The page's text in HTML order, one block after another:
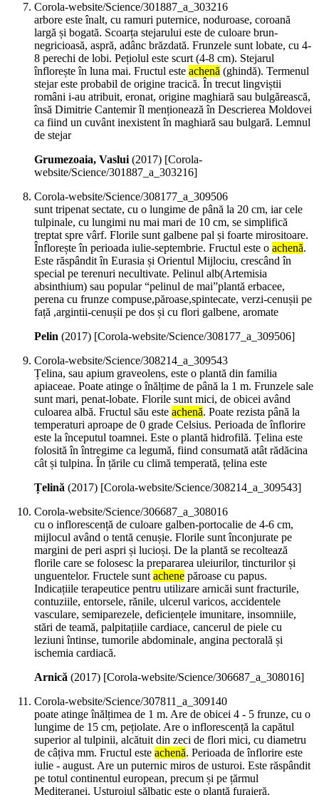
Corola-website/Science/301887_a_303216
arbore este înalt, cu ramuri puternice, noduroase, coroană
largă și bogată. Scoarța stejarului este de culoare brun-
negricioasă, aspră, adânc brăzdată. Frunzele sunt lobate, cu 4-
8 perechi de lobi. Pețiolul este scurt (4-8 cm). Stejarul
înflorește în luna mai. Fructul este achenă (ghindă). Termenul
stejar este probabil de origine tracică. În trecut lingviștii
români i-au atribuit, eronat, origine maghiară sau bulgărească,
însă Dimitrie Cantemir îl menționează în Descrierea Moldovei
ca fiind un cuvânt inexistent în maghiară sau bulgară. Lemnul
de stejar
Grumezoaia, Vaslui(2017) [Corola-
website/Science/301887_a_303216]
Corola-website/Science/308177_a_309506
sunt tripenat sectate, cu o lungime de până la 20 cm, iar cele
tulpinale, cu lungimi nu mai mari de 10 cm, se simplifică
treptat spre vârf. Florile sunt galbene pal și foarte mirositoare.
Înflorește în perioada iulie-septembrie. Fructul este o achenă.
Este răspândit în Eurasia și Orientul Mijlociu, crescând în
special pe terenuri necultivate. Pelinul alb(Artemisia
absinthium) sau popular “pelinul de mai”plantă erbacee,
perena cu frunze compuse,păroase,spintecate, verzi-cenușii pe
față ,argintii-cenușii pe dos și cu flori galbene, aromate
Pelin (2017) [Corola-website/Science/308177_a_309506]
Corola-website/Science/308214_a_309543
Țelina, sau apium graveolens, este o plantă din familia
apiaceae. Poate atinge o înălțime de până la 1 m. Frunzele sale
sunt mari, penat-lobate. Florile sunt mici, de obicei având
culoarea albă. Fructul său este achenă. Poate rezista până la
temperaturi aproape de 0 grade Celsius. Perioada de înflorire
este la începutul toamnei. Este o plantă hidrofilă. Țelina este
folosită în întregime ca legumă, fiind consumată atât rădăcina
cât și tulpina. În țările cu climă temperată, țelina este
Țelină (2017) [Corola-website/Science/308214_a_309543]
Corola-website/Science/306687_a_308016
cu o inflorescență de culoare galben-portocalie de 4-6 cm,
mijlocul având o tentă cenușie. Florile sunt înconjurate pe
margini de peri aspri și lucioși. De la plantă se recoltează
florile care se folosesc la prepararea uleiurilor, tincturilor și
unguentelor. Fructele suntachene păroase cu papus.
Indicațiile terapeutice pentru utilizare arnicăi sunt fracturile,
contuziile, entorsele, rănile, ulcerul varicos, accidentele
vasculare, semiparezele, deficiențele imunitare, insomniile,
stări de teamă, palpitațiile cardiace, cancerul de piele cu
leziuni întinse, tumorile abdominale, angina pectorală și
ischemia cardiacă.
Arnică (2017) [Corola-website/Science/306687_a_308016]
Corola-website/Science/307811_a_309140
poate atinge înălțimea de 1 m. Are de obicei 4 - 5 frunze, cu o
lungime de 15 cm, pețiolate. Are o inflorescență la capătul
superior al tulpinii, alcătuit din zeci de flori mici, cu diametru
de câțiva mm. Fructul este achenă. Perioada de înflorire este
iulie - august. Are un puternic miros de usturoi. Este răspândit
pe totul continentul european, precum și pe țărmul
Mediteranei. Usturoiul sălbatic este o plantă furajeră.